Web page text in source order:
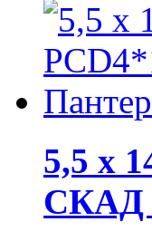
5,5 x
СКАД